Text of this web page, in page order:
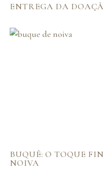
ENTREGA DA
BUQUÊ: O TOQUE
NOIVA